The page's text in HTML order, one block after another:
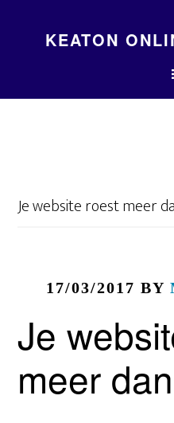
KEATON
Je website roest meer
17/03/2017 BY
Je
meer